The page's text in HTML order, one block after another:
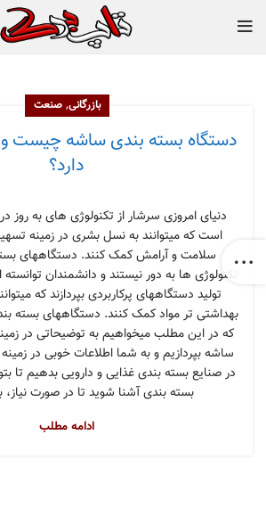
بازرگانی,صنعت
دستگاه بسته بندی ساشه چیست و
دارد؟
دنیای امروزی سرشار از تکنولوژی های به روز
است که میتوانند به نسل بشری در زمینه
سلامت و آرامش کمک کنند. دستگاههای
تکنولوژی ها به دور نیستند و دانشمندان توانسته
تولید دستگاههای پرکاربردی بپردازند که
بهداشتی تر مواد کمک کنند. دستگاههای بسته
که در این مطلب میخواهیم به توضیحاتی در
ساشه بپردازیم و به شما اطلاعات خوبی در
در صنایع بسته بندی غذایی و دارویی بدهیم تا
بسته بندی آشنا شوید تا در صورت نیاز،
ادامه مطلب